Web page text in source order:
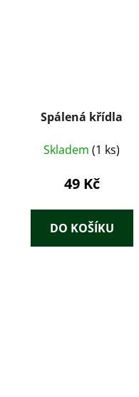
Spálená křídla
Skladem (1 ks)
49 Kč
DO KOŠÍKU